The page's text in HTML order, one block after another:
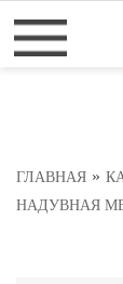
ГЛАВНАЯ »
НАДУВНАЯ